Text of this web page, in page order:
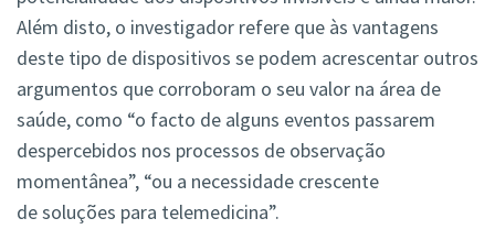
Além disto, o investigador refere que às vantagens
deste tipo de dispositivos se podem acrescentar outros
argumentos que corroboram o seu valor na área de
saúde, como “o facto de alguns eventos passarem
despercebidos nos processos de observação
momentânea”, “ou a necessidade crescente
de soluções para telemedicina”.